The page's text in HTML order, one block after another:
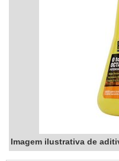
Imagem ilustrativa de